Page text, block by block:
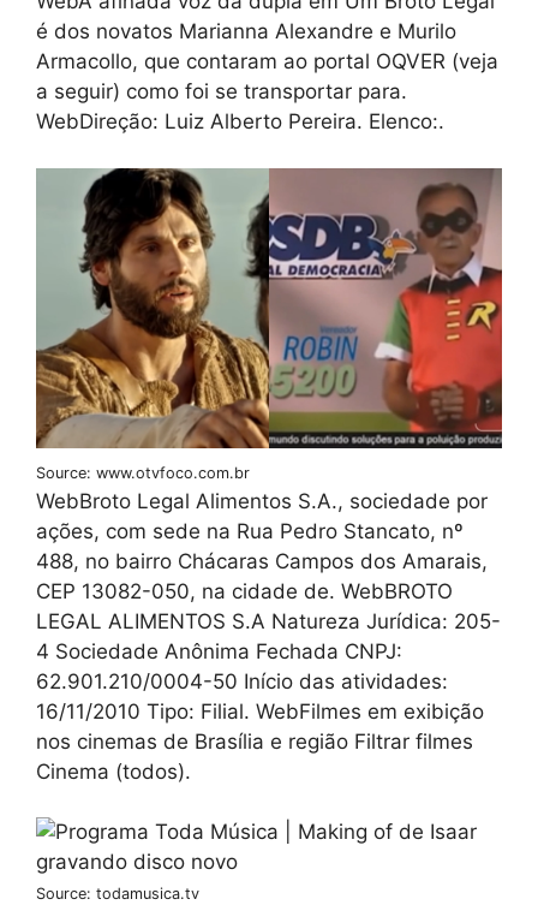
é dos novatos Marianna Alexandre e Murilo
Armacollo, que contaram ao portal OQVER (veja
a seguir) como foi se transportar para.
WebDireção: Luiz Alberto Pereira. Elenco:.
Source: www.otvfoco.com.br
WebBroto Legal Alimentos S.A., sociedade por
ações, com sede na Rua Pedro Stancato, nº
488, no bairro Chácaras Campos dos Amarais,
CEP 13082-050, na cidade de. WebBROTO
LEGAL ALIMENTOS S.A Natureza Jurídica: 205-
4 Sociedade Anônima Fechada CNPJ:
62.901.210/0004-50 Início das atividades:
16/11/2010 Tipo: Filial. WebFilmes em exibição
nos cinemas de Brasília e região Filtrar filmes
Cinema (todos).
Source: todamusica.tv